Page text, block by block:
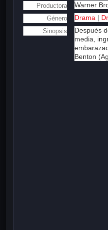
Productora Warner
Género Drama |
Sinopsis
Después
media,
Benton